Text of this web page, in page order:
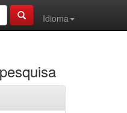
Idioma